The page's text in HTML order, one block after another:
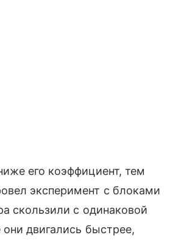
его коэффициент, тем
эксперимент с блоками
скользили с одинаковой
двигались быстрее,